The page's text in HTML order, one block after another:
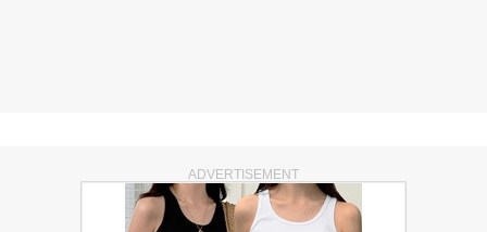
ADVERTISEMENT